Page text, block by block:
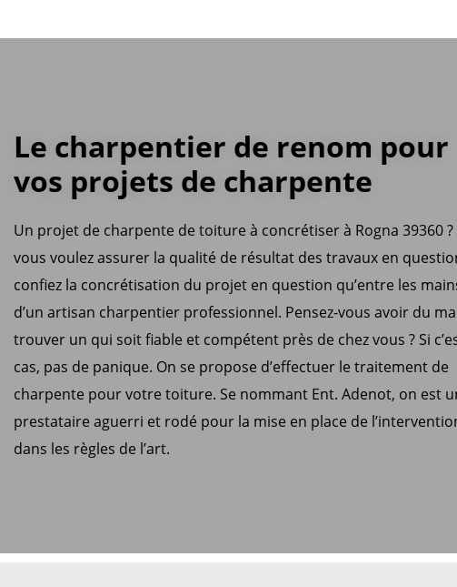
Le charpentier de renom pour
vos projets de charpente
Un projet de charpente de toiture à concrétiser à Rogna 39360 ?
vous voulez assurer la qualité de résultat des travaux en
confiez la concrétisation du projet en question qu’entre les
d’un artisan charpentier professionnel. Pensez-vous avoir du
trouver un qui soit fiable et compétent près de chez vous ? Si
cas, pas de panique. On se propose d’effectuer le traitement de
charpente pour votre toiture. Se nommant Ent. Adenot, on est
prestataire aguerri et rodé pour la mise en place de
dans les règles de l’art.